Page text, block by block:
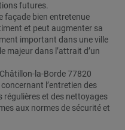
futures.
façade bien entretenue
et peut augmenter sa
important dans une ville
majeur dans l’attrait d’un
la-Borde 77820
l’entretien des
et des nettoyages
aux normes de sécurité et